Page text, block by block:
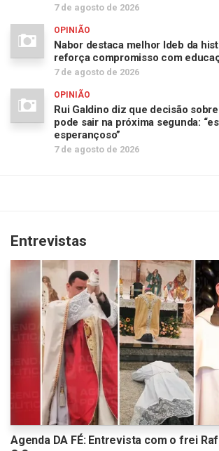
7 de agosto de 2026
OPINIÃO
Nabor destaca melhor Ideb da
reforça compromisso com
7 de agosto de 2026
OPINIÃO
Rui Galdino diz que decisão
pode sair na próxima segunda:
esperançoso”
7 de agosto de 2026
Entrevistas
Agenda DA FÉ: Entrevista com o frei